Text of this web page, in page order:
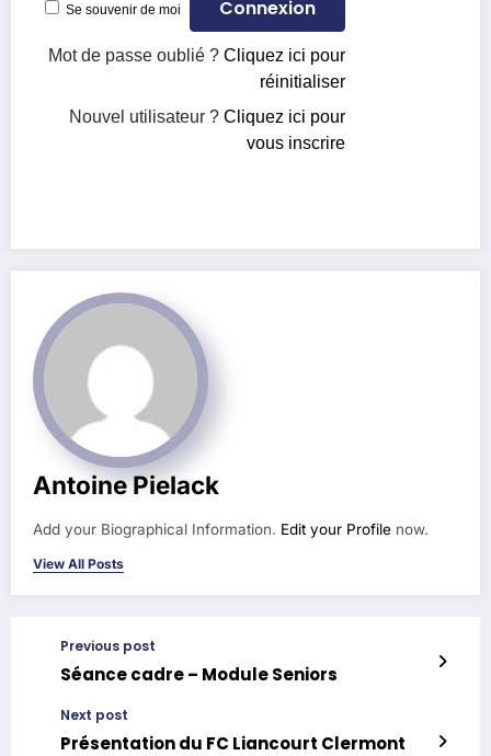
Se souvenir de moi
Mot de passe oublié ?Cliquez ici pour
réinitialiser
Nouvel utilisateur ?Cliquez ici pour
vous inscrire
Antoine Pielack
Add your Biographical Information. Edit your Profile now.
View All Posts
Previous post
Séance cadre – Module Seniors
Next post
Présentation du FC Liancourt Clermont